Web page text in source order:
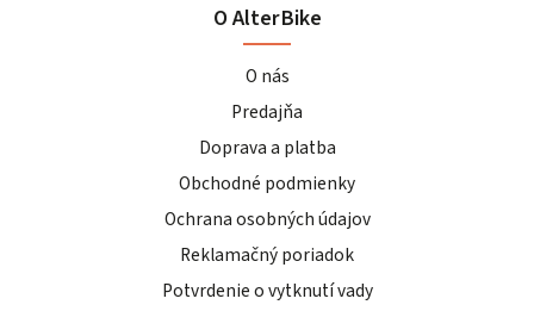
O AlterBike
O nás
Predajňa
Doprava a platba
Obchodné podmienky
Ochrana osobných údajov
Reklamačný poriadok
Potvrdenie o vytknutí vady